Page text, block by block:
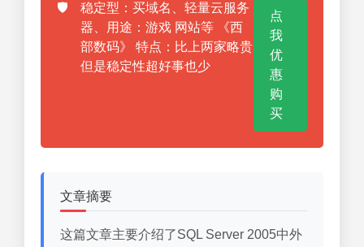
🛡️
稳定型：买域名、轻量云服务
器、用途：游戏 网站等 《西
部数码》 特点：比上两家略贵
但是稳定性超好事也少
点
我
优
惠
购
买
文章摘要
这篇文章主要介绍了SQL Server 2005中外